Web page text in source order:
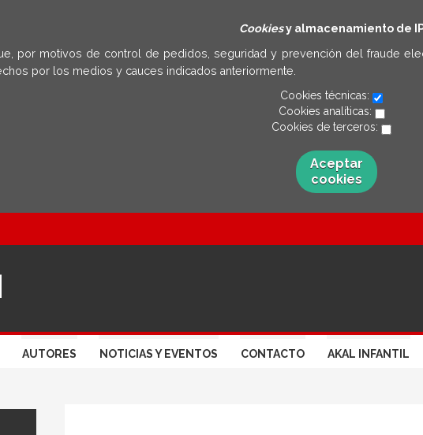
Cookiesy almacenamiento de
por motivos de control de pedidos, seguridad y prevención del fraude
por los medios y cauces indicados anteriormente.
Cookies técnicas:
Cookies analíticas:
Cookies de terceros:
Aceptar
cookies
AUTORES NOTICIAS Y EVENTOS CONTACTO AKAL INFANTIL